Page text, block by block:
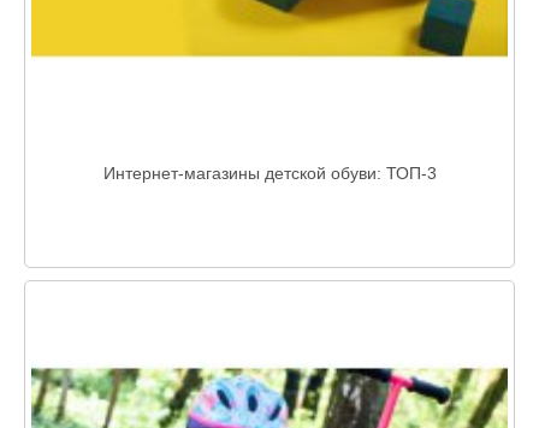
Интернет-магазины детской обуви: ТОП-3